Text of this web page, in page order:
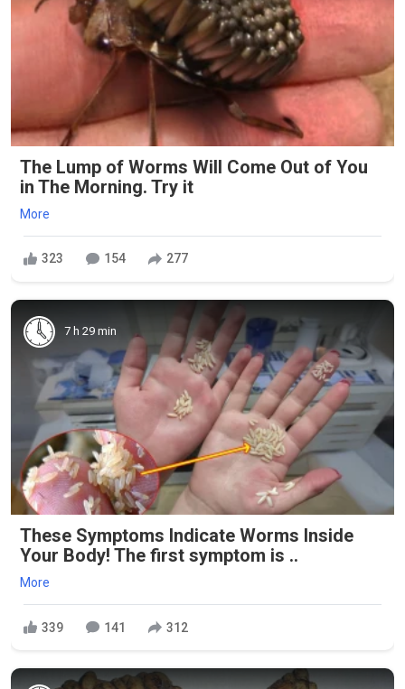
The Lump of Worms Will Come Out of You
in The Morning. Try it
More
323 154 277
7 h 29 min
These Symptoms Indicate Worms Inside
Your Body! The first symptom is ..
More
339 141 312